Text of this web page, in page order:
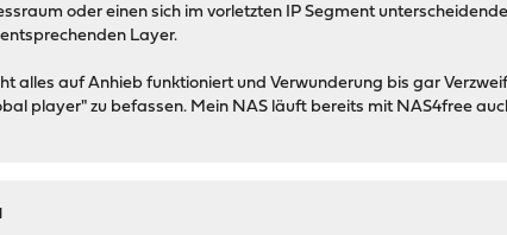
oder einen sich im vorletzten IP Segment
Layer.
alles auf Anhieb funktioniert und Verwunderung bis gar
player" zu befassen. Mein NAS läuft bereits mit NAS4free